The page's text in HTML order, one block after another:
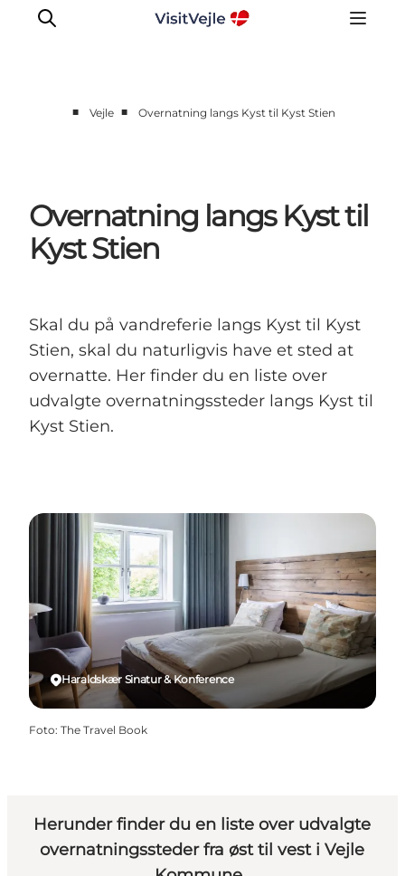
Planlæg dit besøg
Inspiration
■ Vejle ■ Overnatning langs Kyst til Kyst Stien
Overnatning langs Kyst til
Kyst Stien
Skal du på vandreferie langs Kyst til Kyst
Stien, skal du naturligvis have et sted at
overnatte. Her finder du en liste over
udvalgte overnatningssteder langs Kyst til
Kyst Stien.
Haraldskær Sinatur & Konference
Foto: The Travel Book
Herunder finder du en liste over udvalgte
overnatningssteder fra øst til vest i Vejle